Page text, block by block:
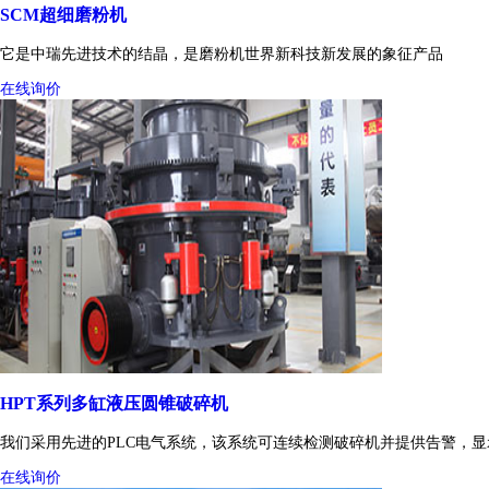
SCM超细磨粉机
它是中瑞先进技术的结晶，是磨粉机世界新科技新发展的象征产品
在线询价
HPT系列多缸液压圆锥破碎机
我们采用先进的PLC电气系统，该系统可连续检测破碎机并提供告警，
在线询价